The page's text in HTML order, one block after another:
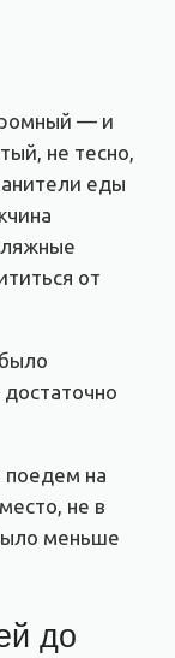
— и
не тесно,
еды
от
поедем на
не в
меньше
до